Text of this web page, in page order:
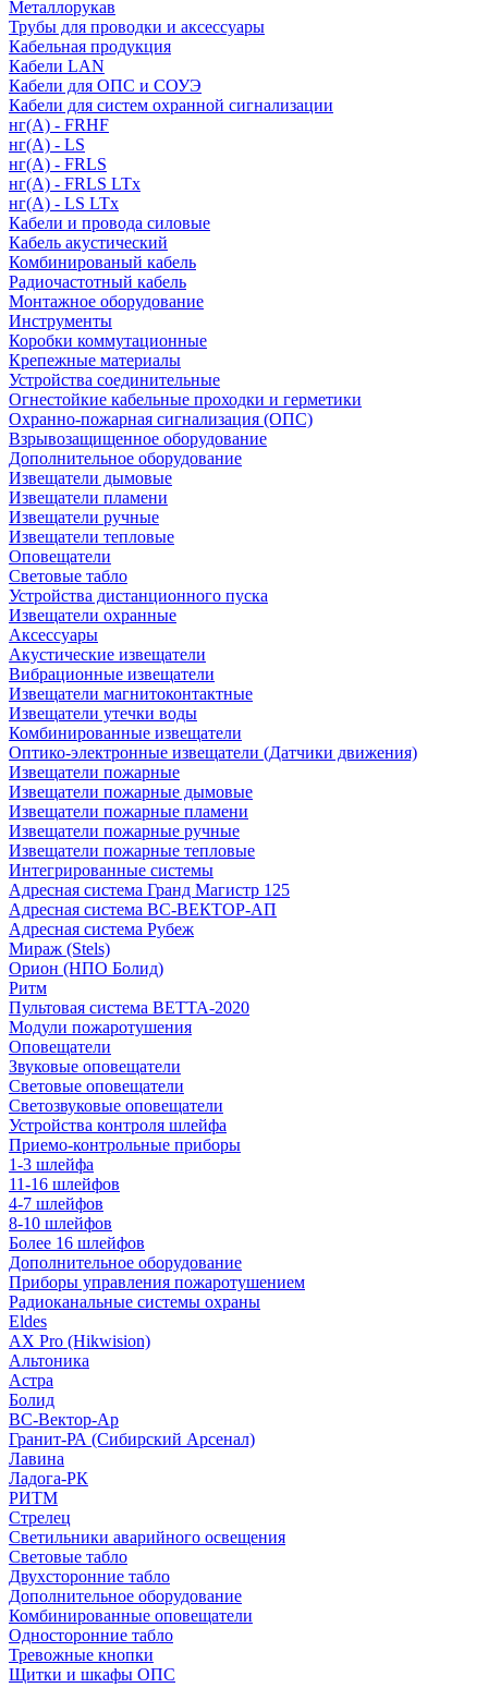
Металлорукав
Трубы для проводки и аксессуары
Кабельная продукция
Кабели LAN
Кабели для ОПС и СОУЭ
Кабели для систем охранной сигнализации
нг(A) - FRHF
нг(A) - LS
нг(А) - FRLS
нг(А) - FRLS LTx
нг(А) - LS LTx
Кабели и провода силовые
Кабель акустический
Комбинированый кабель
Радиочастотный кабель
Монтажное оборудование
Инструменты
Коробки коммутационные
Крепежные материалы
Устройства соединительные
Огнестойкие кабельные проходки и герметики
Охранно-пожарная сигнализация (ОПС)
Взрывозащищенное оборудование
Дополнительное оборудование
Извещатели дымовые
Извещатели пламени
Извещатели ручные
Извещатели тепловые
Оповещатели
Световые табло
Устройства дистанционного пуска
Извещатели охранные
Аксессуары
Акустические извещатели
Вибрационные извещатели
Извещатели магнитоконтактные
Извещатели утечки воды
Комбинированные извещатели
Оптико-электронные извещатели (Датчики движения)
Извещатели пожарные
Извещатели пожарные дымовые
Извещатели пожарные пламени
Извещатели пожарные ручные
Извещатели пожарные тепловые
Интегрированные системы
Адресная система Гранд Магистр 125
Адресная система ВС-ВЕКТОР-АП
Адресная система Рубеж
Мираж (Stels)
Орион (НПО Болид)
Ритм
Пультовая система ВЕТТА-2020
Модули пожаротушения
Оповещатели
Звуковые оповещатели
Световые оповещатели
Светозвуковые оповещатели
Устройства контроля шлейфа
Приемо-контрольные приборы
1-3 шлейфа
11-16 шлейфов
4-7 шлейфов
8-10 шлейфов
Более 16 шлейфов
Дополнительное оборудование
Приборы управления пожаротушением
Радиоканальные системы охраны
Eldes
AX Pro (Hikwision)
Альтоника
Астра
Болид
ВС-Вектор-Ар
Гранит-РА (Сибирский Арсенал)
Лавина
Ладога-РК
РИТМ
Стрелец
Светильники аварийного освещения
Световые табло
Двухсторонние табло
Дополнительное оборудование
Комбинированные оповещатели
Односторонние табло
Тревожные кнопки
Щитки и шкафы ОПС